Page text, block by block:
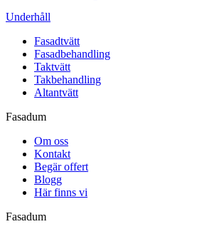
Underhåll
Fasadtvätt
Fasadbehandling
Taktvätt
Takbehandling
Altantvätt
Fasadum
Om oss
Kontakt
Begär offert
Blogg
Här finns vi
Fasadum